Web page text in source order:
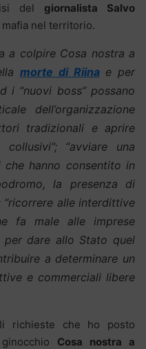
del giornalista Salvo
mafia nel territorio.
a colpire Cosa nostra a
morte di Riinae per
i “nuovi boss” possano
dell’organizzazione
tradizionali e aprire
“avviare una
hanno consentito in
la presenza di
“ricorrere alle interdittive
fa male alle imprese
per dare allo Stato quel
a determinare un
e commerciali libere
richieste che ho posto
Cosa nostra a